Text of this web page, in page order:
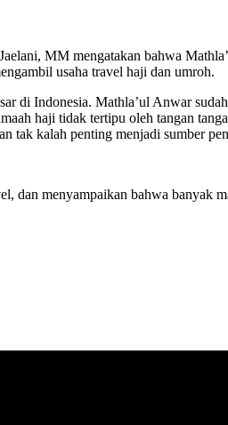
MM mengatakan bahwa
usaha travel haji dan umroh.
di Indonesia. Mathla’ul Anwar
haji tidak tertipu oleh tangan
kalah penting menjadi sumber
menyampaikan bahwa banyak